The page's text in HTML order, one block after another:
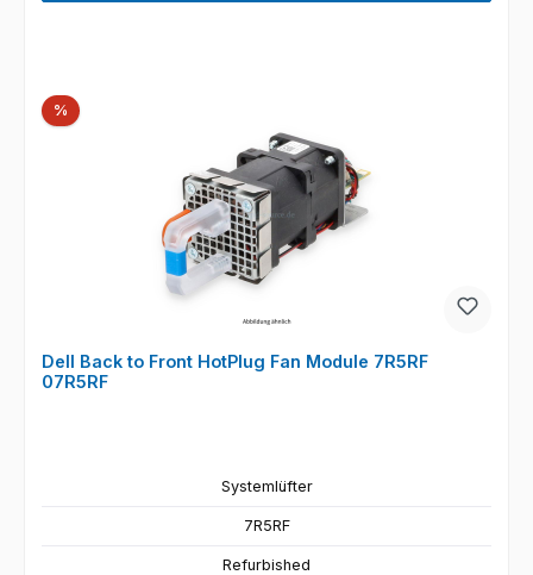
%Rabatt
Dell Back to Front HotPlug Fan Module 7R5RF
07R5RF
Systemlüfter
7R5RF
Refurbished